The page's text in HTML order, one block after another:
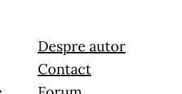
Despre autor
Contact